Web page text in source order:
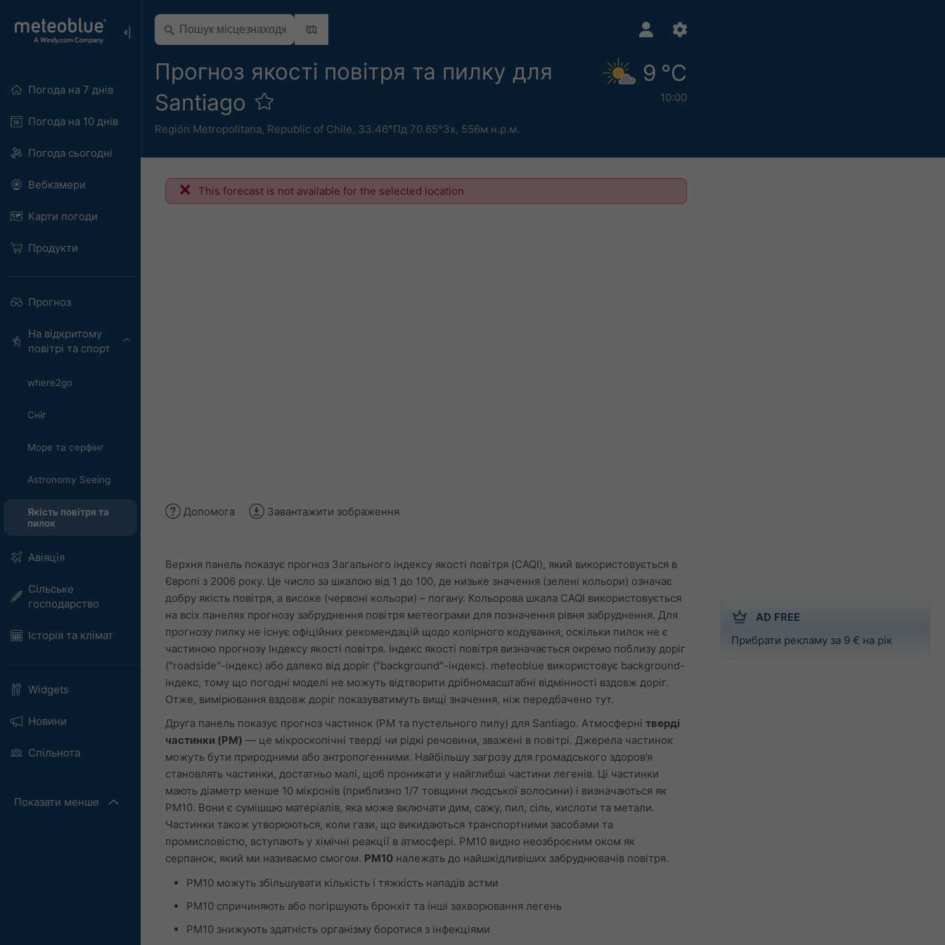
Погода на 7 днів
Погода на 10 днів
Погода сьогодні
Вебкамери
Карти погоди
Продукти
Прогноз
На відкритому
повітрі та спорт
where2go
Сніг
Море та серфінг
Astronomy Seeing
Якість повітря та
пилок
Авіяція
Сільське
господарство
Історія та клімат
Widgets
Новини
Спільнота
Показати менше
Прогноз якості повітря та пилку для
Santiago
Región Metropolitana, Republic of Chile, 33.46°Пд 70.65°Зх, 556м н.р.м.
9 °C
10:00
AD FREE
Прибрати рекламу за 9 € на рік
This forecast is not available for the selected location
Допомога Завантажити зображення
Верхня панель показує прогноз Загального індексу якості повітря (CAQI), який використовується в
Європі з 2006 року. Це число за шкалою від 1 до 100, де низьке значення (зелені кольори) означає
добру якість повітря, а високе (червоні кольори) – погану. Кольорова шкала CAQI використовується
на всіх панелях прогнозу забруднення повітря метеограми для позначення рівня забруднення. Для
прогнозу пилку не існує офіційних рекомендацій щодо колірного кодування, оскільки пилок не є
частиною прогнозу Індексу якості повітря. Індекс якості повітря визначається окремо поблизу доріг
("roadside"-індекс) або далеко від доріг ("background"-індекс). meteoblue використовує background-
індекс, тому що погодні моделі не можуть відтворити дрібномасштабні відмінності вздовж доріг.
Отже, вимірювання вздовж доріг показуватимуть вищі значення, ніж передбачено тут.
Друга панель показує прогноз частинок (PM та пустельного пилу) для Santiago. Атмосферні тверді
частинки (PM) — це мікроскопічні тверді чи рідкі речовини, зважені в повітрі. Джерела частинок
можуть бути природними або антропогенними. Найбільшу загрозу для громадського здоров’я
становлять частинки, достатньо малі, щоб проникати у найглибші частини легенів. Ці частинки
мають діаметр менше 10 мікронів (приблизно 1/7 товщини людської волосини) і визначаються як
PM10. Вони є сумішшю матеріалів, яка може включати дим, сажу, пил, сіль, кислоти та метали.
Частинки також утворюються, коли гази, що викидаються транспортними засобами та
промисловістю, вступають у хімічні реакції в атмосфері. PM10 видно неозброєним оком як
серпанок, який ми називаємо смогом. PM10 належать до найшкідливіших забруднювачів повітря.
PM10 можуть збільшувати кількість і тяжкість нападів астми
PM10 спричиняють або погіршують бронхіт та інші захворювання легень
PM10 знижують здатність організму боротися з інфекціями